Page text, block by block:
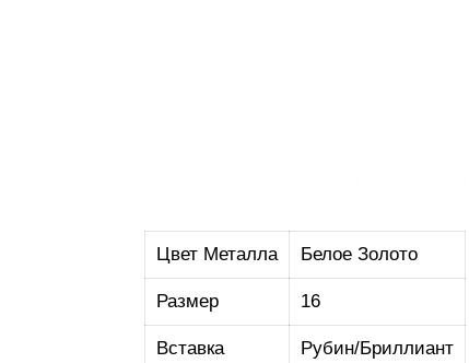
Цвет Металла Белое Золото
Размер 16
Вставка Рубин/Бриллиант